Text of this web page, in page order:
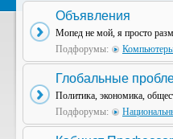
Объявления
Мопед не мой, я просто
Подфорумы:
Глобальные
Политика, экономика,
Подфорумы: